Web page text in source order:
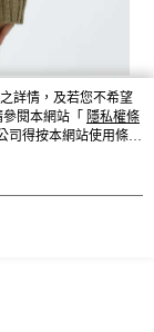
詳情，及若您不希望
閱本網站「 隱私權條
司得按本網站使用條款